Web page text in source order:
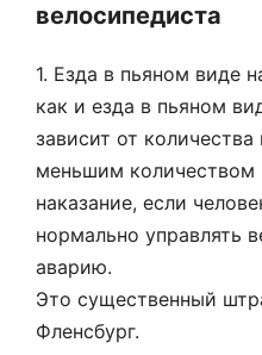
велосипедиста
1. Езда в пьяном виде
как и езда в пьяном
зависит от
меньшим количеством
наказание, если
нормально управлять
аварию.
Это существенный
Фленсбург.